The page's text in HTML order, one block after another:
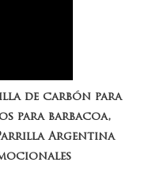
de carbón para
para barbacoa,
Argentina